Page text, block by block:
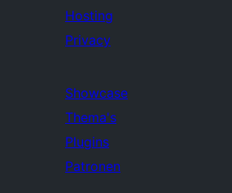
Hosting
Privacy
Showcase
Thema's
Plugins
Patronen